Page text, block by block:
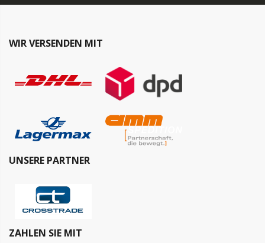
WIR VERSENDEN MIT
UNSERE PARTNER
ZAHLEN SIE MIT